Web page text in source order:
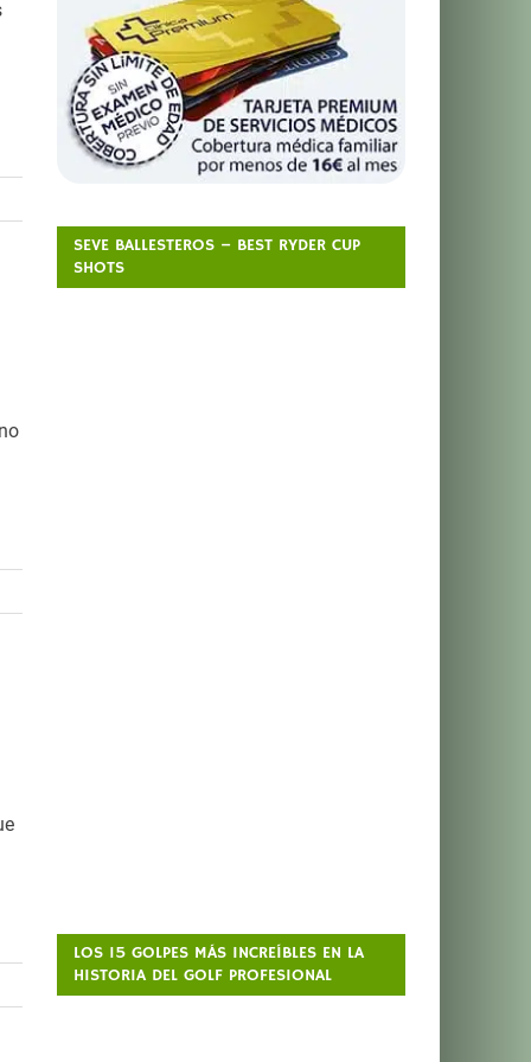
SEVE BALLESTEROS – BEST RYDER CUP
SHOTS
LOS 15 GOLPES MÁS INCREÍBLES EN LA
HISTORIA DEL GOLF PROFESIONAL